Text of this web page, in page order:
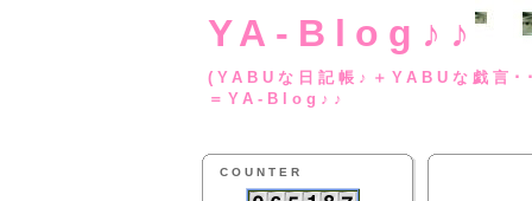
YA-Blog♪♪
(YABUな日記帳♪
＝YA-Blog♪♪
COUNTER